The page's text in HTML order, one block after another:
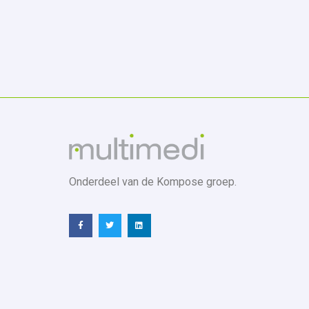
Onderdeel van de Kompose groep.